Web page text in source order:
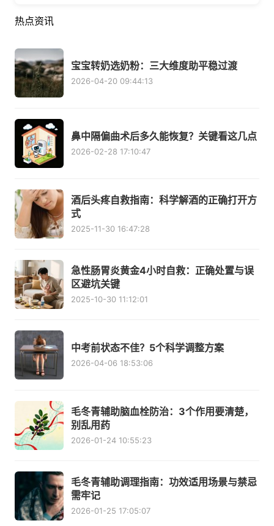
热点资讯
宝宝转奶选奶粉：三大维度助平稳过渡
2026-04-20 09:44:13
鼻中隔偏曲术后多久能恢复？关键看这几点
2026-02-28 17:10:47
酒后头疼自救指南：科学解酒的正确打开方
式
2025-11-30 16:47:28
急性肠胃炎黄金4小时自救：正确处置与误
区避坑关键
2025-10-30 11:12:01
中考前状态不佳？5个科学调整方案
2026-04-06 18:53:06
毛冬青辅助脑血栓防治：3个作用要清楚，
别乱用药
2026-01-24 10:55:23
毛冬青辅助调理指南：功效适用场景与禁忌
需牢记
2026-01-25 17:05:07